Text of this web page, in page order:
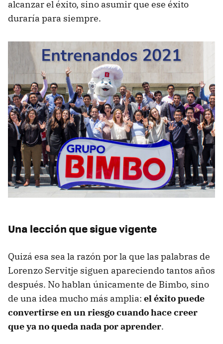
alcanzar el éxito, sino asumir que ese éxito
duraría para siempre.
Una lección que sigue vigente
Quizá esa sea la razón por la que las palabras de
Lorenzo Servitje siguen apareciendo tantos años
después. No hablan únicamente de Bimbo, sino
de una idea mucho más amplia: el éxito puede
convertirse en un riesgo cuando hace creer
que ya no queda nada por aprender.